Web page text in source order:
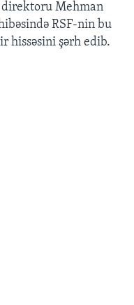
Mehman
RSF-nin bu
hissəsini şərh edib.